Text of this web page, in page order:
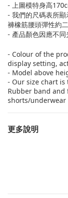
- 上圖模特身高
- 我們的尺碼表所
褲橡筋腰頭彈性約
- 產品顏色因應不
- Colour of the
display setting,
- Model above
- Our size chart
Rubber band and
shorts/underwear
更多說明